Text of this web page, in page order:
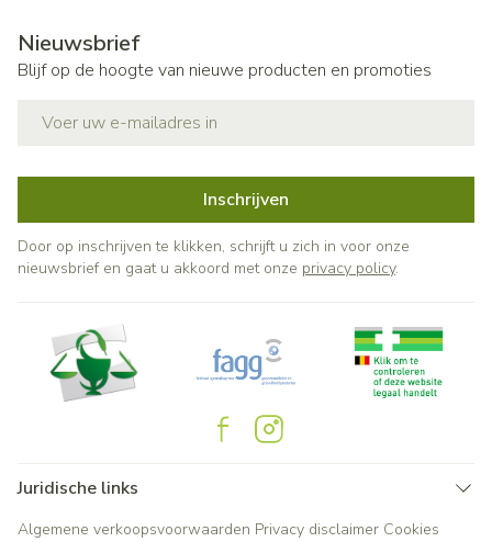
Nieuwsbrief
Blijf op de hoogte van nieuwe producten en promoties
Inschrijven
Door op inschrijven te klikken, schrijft u zich in voor onze
nieuwsbrief en gaat u akkoord met onze privacy policy.
Juridische links
Algemene verkoopsvoorwaarden Privacy disclaimer Cookies